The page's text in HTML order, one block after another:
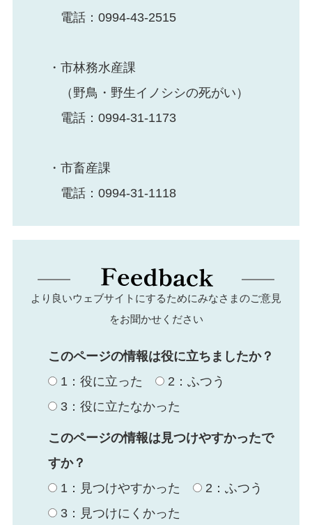
電話：0994-43-2515
・市林務水産課
（野鳥・野生イノシシの死がい）
電話：0994-31-1173
・市畜産課
電話：0994-31-1118
より良いウェブサイトにするためにみなさまのご意見
をお聞かせください
このページの情報は役に立ちましたか？
1：役に立った
2：ふつう
3：役に立たなかった
このページの情報は見つけやすかったで
すか？
1：見つけやすかった
2：ふつう
3：見つけにくかった